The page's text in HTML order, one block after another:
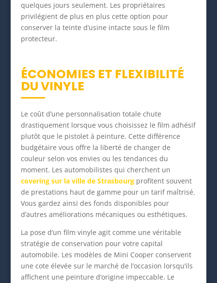
quelques jours seulement. Les propriétaires
privilégient de plus en plus cette option pour
conserver la teinte d’usine intacte sous le film
protecteur.
ÉCONOMIES ET FLEXIBILITÉ
DU VINYLE
Le coût d’une personnalisation totale chute
drastiquement lorsque vous choisissez le film adhésif
plutôt que le pistolet à peinture. Cette différence
budgétaire vous offre la liberté de changer de
couleur selon vos envies ou les tendances du
moment. Les automobilistes qui cherchent un
covering sur la ville de Strasbourgprofitent souvent
de prestations haut de gamme pour un tarif maîtrisé.
Vous gardez ainsi des fonds disponibles pour
d’autres améliorations mécaniques ou esthétiques.
La pose d’un film vinyle agit comme une véritable
stratégie de conservation pour votre capital
automobile. Les modèles de Mini Cooper conservent
une cote élevée sur le marché de l’occasion lorsqu’ils
affichent une peinture d’origine impeccable. Le